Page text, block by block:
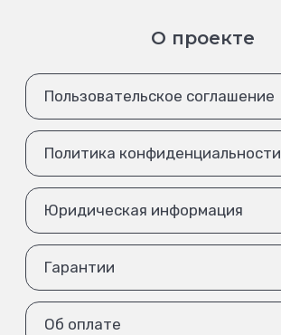
О проекте
Пользовательское соглашение
Политика конфиденциальности
Юридическая информация
Гарантии
Об оплате